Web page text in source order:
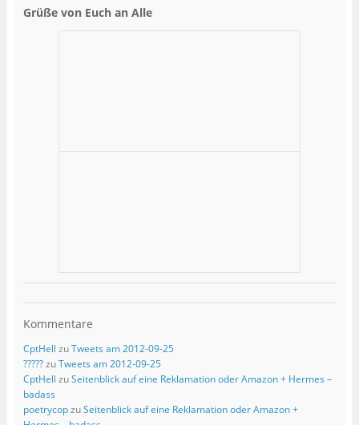
Grüße von Euch an Alle
Kommentare
CptHell zuTweets am 2012-09-25
?????zuTweets am 2012-09-25
CptHell zuSeitenblick auf eine Reklamation oder Amazon + Hermes –
badass
poetrycopzuSeitenblick auf eine Reklamation oder Amazon +